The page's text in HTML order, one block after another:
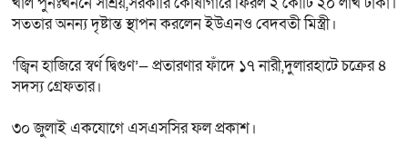
সততার অনন্য দৃষ্টান্ত স্থাপন করলেন ইউএনও বেদবতী মিস্ত্রী।
‘জ্বিন হাজিরে স্বর্ণ দ্বিগুণ’— প্রতারণার ফাঁদে ১৭ নারী,দুলারহাটে চক্রের ৪
সদস্য গ্রেফতার।
৩০ জুলাই একযোগে এসএসসির ফল প্রকাশ।